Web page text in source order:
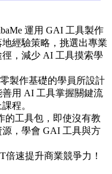
運用 GAI 工具製作
經驗策略，挑選出專業
，減少 AI 工具摸索學
製作基礎的學員所設計
用 AI 工具掌握關鍵流
程。
的工具包，即使沒有教
，學會 GAI 工具與方
倍速提升商業競爭力！